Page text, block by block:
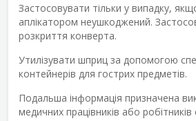
Застосовувати тільки у випадку,
аплікатором неушкоджений.
розкриття конверта.
Утилізувати шприц за допомогою
контейнерів для гострих предметів.
Подальша інформація призначена
медичних працівників або